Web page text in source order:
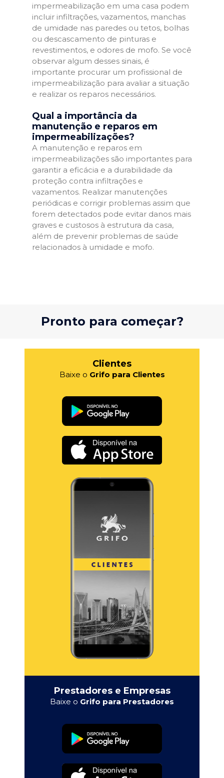
impermeabilização em uma casa podem
incluir infiltrações, vazamentos, manchas
de umidade nas paredes ou tetos, bolhas
ou descascamento de pinturas e
revestimentos, e odores de mofo. Se você
observar algum desses sinais, é
importante procurar um profissional de
impermeabilização para avaliar a situação
e realizar os reparos necessários.
Qual a importância da
manutenção e reparos em
impermeabilizações?
A manutenção e reparos em
impermeabilizações são importantes para
garantir a eficácia e a durabilidade da
proteção contra infiltrações e
vazamentos. Realizar manutenções
periódicas e corrigir problemas assim que
forem detectados pode evitar danos mais
graves e custosos à estrutura da casa,
além de prevenir problemas de saúde
relacionados à umidade e mofo.
Pronto para começar?
Clientes
Baixe o Grifo para Clientes
Prestadores e Empresas
Baixe o Grifo para Prestadores